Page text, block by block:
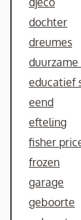
dochter
dreumes
educatief
eend
efteling
fisher
frozen
garage
geboorte